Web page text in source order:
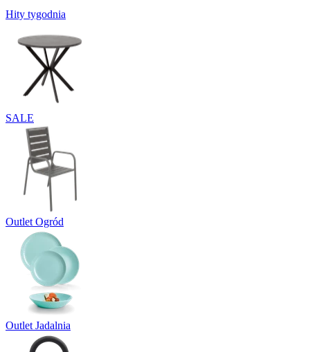
Hity tygodnia
SALE
Outlet Ogród
Outlet Jadalnia